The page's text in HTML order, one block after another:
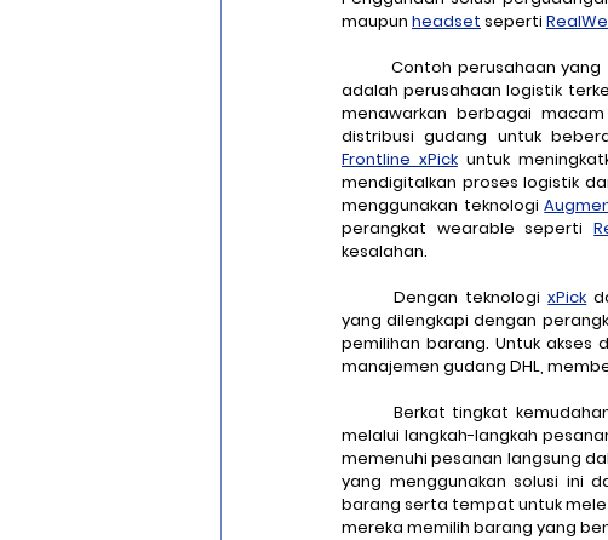
maupun headset seperti
Contoh perusahaan yang
adalah perusahaan logistik
menawarkan berbagai
distribusi gudang untuk
Frontline xPick untuk
mendigitalkan proses logistik
menggunakan teknologi
perangkat wearable seperti
kesalahan.
	Dengan teknologi
xPick
yang dilengkapi dengan
pemilihan barang. Untuk akses
manajemen gudang DHL,
Berkat tingkat
melalui langkah-langkah
memenuhi pesanan langsung
yang menggunakan solusi ini
barang serta tempat untuk
mereka memilih barang yang